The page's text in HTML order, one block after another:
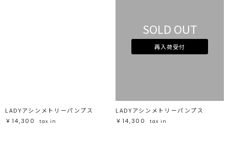
LADYアシンメトリーパンプス
￥14,300
tax in
SOLD OUT
再入荷受付
LADYアシンメトリーパンプス
￥14,300
tax in